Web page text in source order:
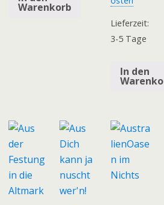
Warenkorb
Lieferzeit:
3-5 Tage
In den